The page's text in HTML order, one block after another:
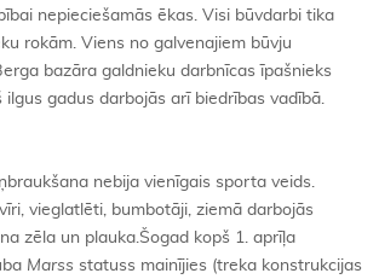
nepieciešamās ēkas. Visi būvdarbi tika
rokām. Viens no galvenajiem būvju
bazāra galdnieku darbnīcas īpašnieks
ilgus gadus darbojās arī biedrības vadībā.
nebija vienīgais sporta veids.
vieglatlēti, bumbotāji, ziemā darbojās
zēla un plauka.Šogad kopš 1. aprīļa
Marss statuss mainījies (treka konstrukcijas